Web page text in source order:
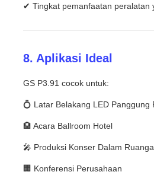
✔ Tingkat pemanfaatan peralatan
8. Aplikasi Ideal
GS P3.91 cocok untuk:
💍 Latar Belakang LED Panggung
🏨 Acara Ballroom Hotel
🎤 Produksi Konser Dalam
🏢 Konferensi Perusahaan